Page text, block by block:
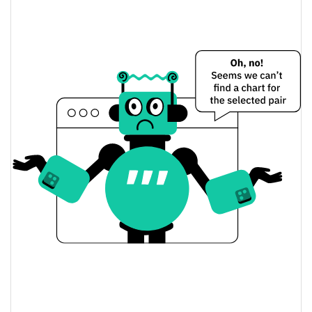
$0.000036246084
Abertura / Fecho de
$0.000036246084 /
$0.000036204238
A mudança de ontem
Volume de ontem $155.51618
Histórico do preço do Boost